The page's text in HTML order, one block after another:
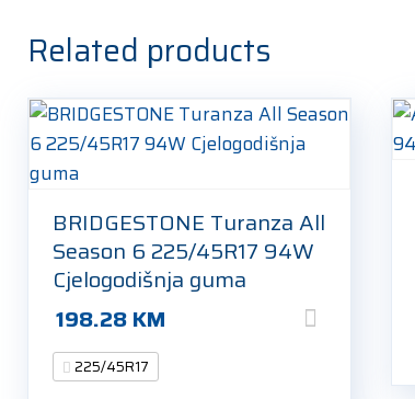
Related products
BRIDGESTONE Turanza All
Season 6 225/45R17 94W
Cjelogodišnja guma
198.28KM
225/45R17